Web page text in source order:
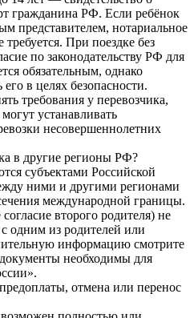
гражданина РФ. Если ребёнок
представителем, нотариальное
требуется. При поездке без
по законодательству РФ для
обязательным, однако
в целях безопасности.
требования у перевозчика,
устанавливать
несовершеннолетних
в другие регионы РФ?
субъектами Российской
ними и другими регионами
международной границы.
второго родителя) не
с одним из родителей или
информацию смотрите
необходимы для
отмена или перенос